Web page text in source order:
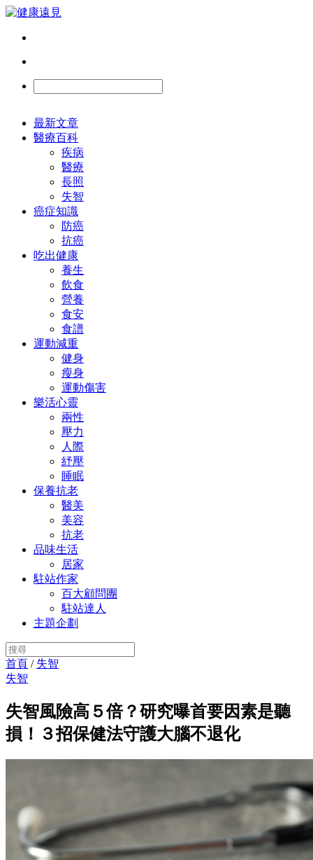
最新文章
醫療百科
疾病
醫療
長照
失智
癌症知識
防癌
抗癌
吃出健康
養生
飲食
營養
食安
食譜
運動減重
健身
瘦身
運動傷害
樂活心靈
兩性
壓力
人際
紓壓
睡眠
保養抗老
醫美
美容
抗老
品味生活
居家
駐站作家
百大顧問團
駐站達人
主題企劃
首頁 / 失智
失智
失智風險高５倍？研究曝首要因素是聽
損！３招保健法守護大腦不退化